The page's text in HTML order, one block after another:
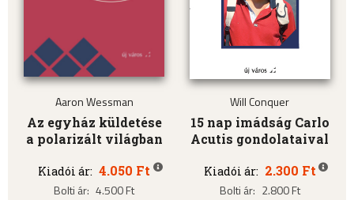
Aaron Wessman
Az egyház küldetése
a polarizált világban
Kiadói ár: 4.050 Ft
Bolti ár: 4.500 Ft
Will Conquer
15 nap imádság Carlo
Acutis gondolataival
Kiadói ár: 2.300 Ft
Bolti ár: 2.800 Ft